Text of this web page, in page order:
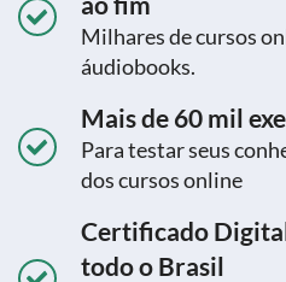
Milhares de cursos
áudiobooks.
Mais de 60 mil
Para testar seus
dos cursos online
Certificado
todo o Brasil